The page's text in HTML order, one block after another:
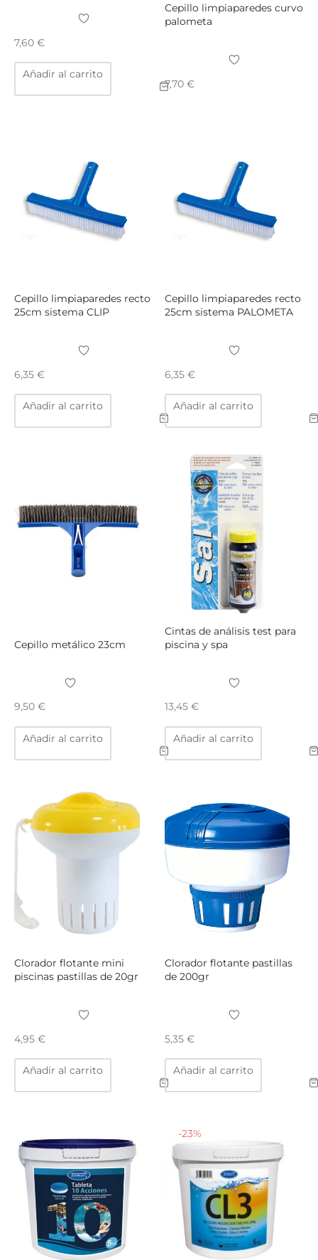
7,60 €
Añadir al carrito
Cepillo limpiaparedes curvo
palometa
7,70 €
Cepillo limpiaparedes recto
25cm sistema CLIP
6,35 €
Añadir al carrito
Cepillo limpiaparedes recto
25cm sistema PALOMETA
6,35 €
Añadir al carrito
Cepillo metálico 23cm
9,50 €
Añadir al carrito
Cintas de análisis test para
piscina y spa
13,45 €
Añadir al carrito
Clorador flotante mini
piscinas pastillas de 20gr
4,95 €
Añadir al carrito
Clorador flotante pastillas
de 200gr
5,35 €
Añadir al carrito
-23%